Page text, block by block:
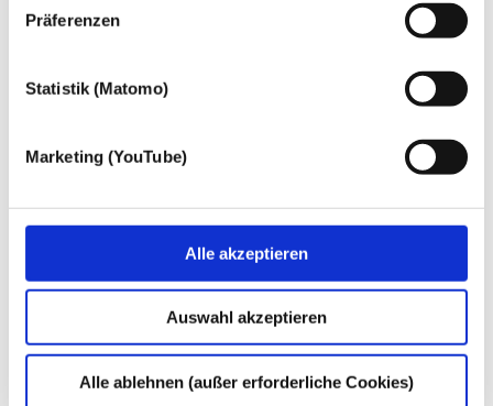
Präferenzen
Statistik (Matomo)
Marketing (YouTube)
Alle akzeptieren
Auswahl akzeptieren
Alle ablehnen (außer erforderliche Cookies)